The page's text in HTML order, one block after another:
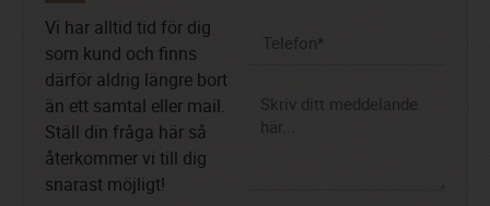
Vi har alltid tid för dig
som kund och finns
därför aldrig längre bort
än ett samtal eller mail.
Ställ din fråga här så
återkommer vi till dig
snarast möjligt!